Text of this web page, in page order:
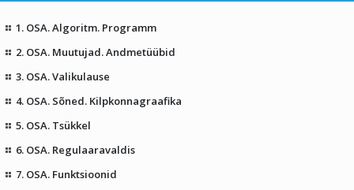
1. OSA. Algoritm. Programm
2. OSA. Muutujad. Andmetüübid
3. OSA. Valikulause
4. OSA. Sõned. Kilpkonnagraafika
5. OSA. Tsükkel
6. OSA. Regulaaravaldis
7. OSA. Funktsioonid